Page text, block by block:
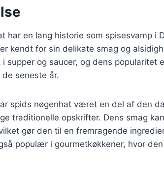
har en lang historie som spisesvamp i
kendt for sin delikate smag og
supper og saucer, og dens popularitet
seneste år.
spids nøgenhat været en del af den
traditionelle opskrifter. Dens smag
gør den til en fremragende
populær i gourmetkøkkener, hvor